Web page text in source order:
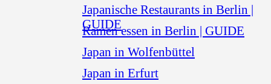
Japanische Restaurants in Berlin |
GUIDE
Ramen essen in Berlin | GUIDE
Japan in Wolfenbüttel
Japan in Erfurt